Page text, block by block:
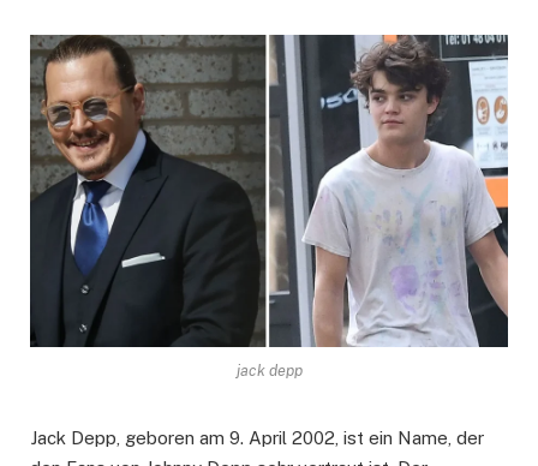
jack depp
Jack Depp, geboren am 9. April 2002, ist ein Name, der